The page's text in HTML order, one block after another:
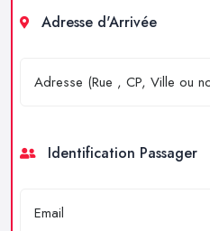
Adresse d'Arrivée
Identification Passager